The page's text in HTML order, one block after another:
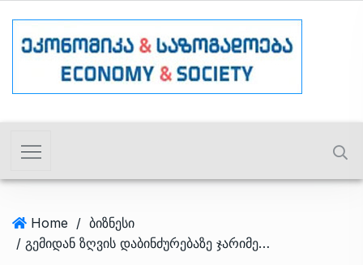
Home / ბიზნესი
/ გემიდან ზღვის დაბინძურებაზე ჯარიმები იზრდება – კანონპროექტი